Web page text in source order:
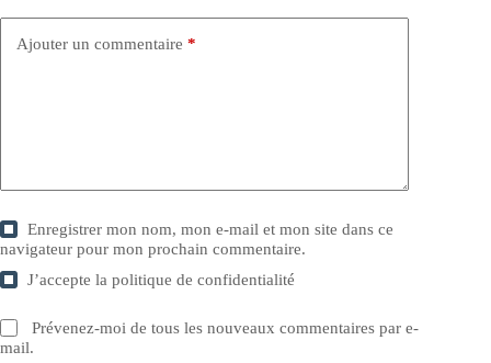
Ajouter un commentaire *
Enregistrer mon nom, mon e-mail et mon site dans ce
navigateur pour mon prochain commentaire.
J’accepte lapolitique de confidentialité
Prévenez-moi de tous les nouveaux commentaires par e-
mail.